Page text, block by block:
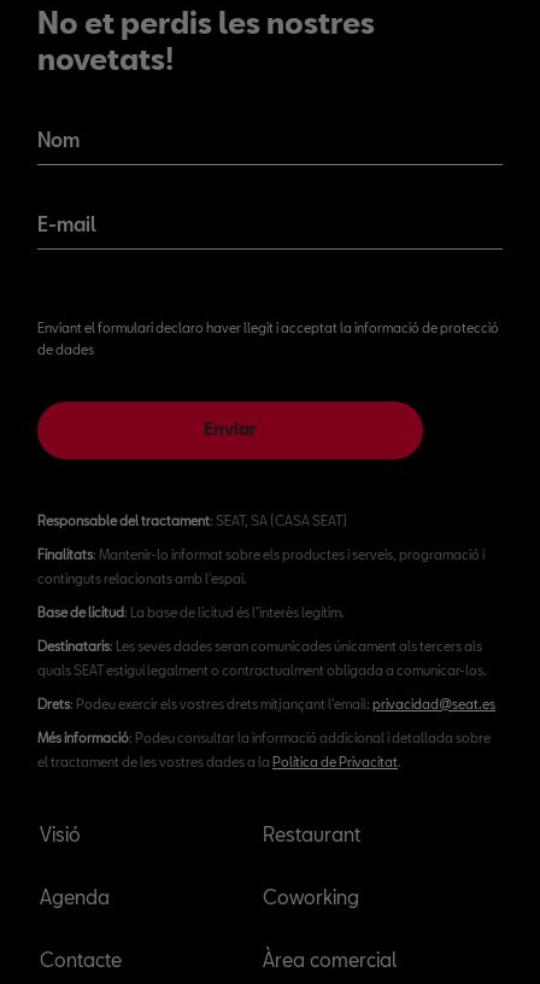
No et perdis les nostres
novetats!
novetats!
Nom
E-mail
Enviant el formulari declaro haver llegit i acceptat la informació de protecció
de dades
Enviar
Responsable del tractament: SEAT, SA (CASA SEAT)
Finalitats: Mantenir-lo informat sobre els productes i serveis, programació i
continguts relacionats amb l'espai.
Base de licitud: La base de licitud és l’interès legítim.
Destinataris: Les seves dades seran comunicades únicament als tercers als
quals SEAT estigui legalment o contractualment obligada a comunicar-los.
Drets: Podeu exercir els vostres drets mitjançant l'email: privacidad@seat.es
Més informació: Podeu consultar la informació addicional i detallada sobre
el tractament de les vostres dades a la Política de Privacitat.
Visió
Agenda
Contacte
Restaurant
Coworking
Àrea comercial